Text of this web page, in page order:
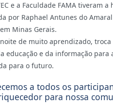
e a Faculdade FAMA tiveram
por Raphael Antunes do
Minas Gerais.
de muito aprendizado,
educação e da informação
para o futuro.
a todos os
para nossa